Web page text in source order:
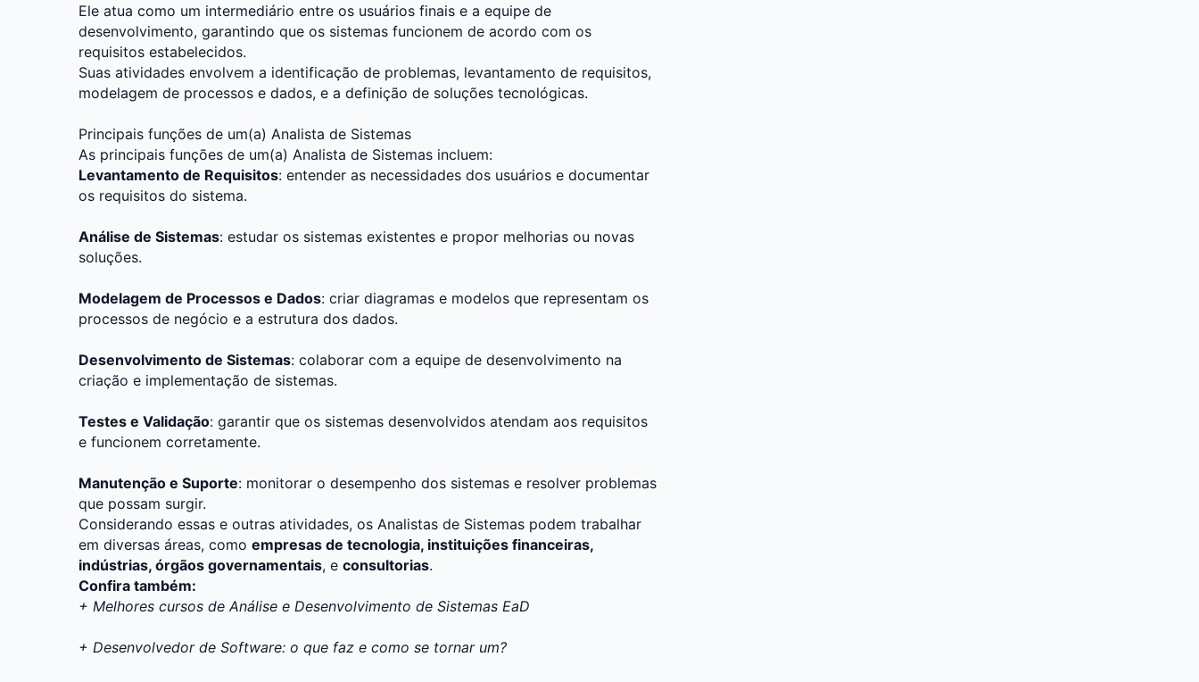
Ele atua como um intermediário entre os usuários finais e a equipe de
desenvolvimento, garantindo que os sistemas funcionem de acordo com os
requisitos estabelecidos.
Suas atividades envolvem a identificação de problemas, levantamento de requisitos,
modelagem de processos e dados, e a definição de soluções tecnológicas.
Principais funções de um(a) Analista de Sistemas
As principais funções de um(a) Analista de Sistemas incluem:
Levantamento de Requisitos: entender as necessidades dos usuários e documentar
os requisitos do sistema.
Análise de Sistemas: estudar os sistemas existentes e propor melhorias ou novas
soluções.
Modelagem de Processos e Dados: criar diagramas e modelos que representam os
processos de negócio e a estrutura dos dados.
Desenvolvimento de Sistemas: colaborar com a equipe de desenvolvimento na
criação e implementação de sistemas.
Testes e Validação: garantir que os sistemas desenvolvidos atendam aos requisitos
e funcionem corretamente.
Manutenção e Suporte: monitorar o desempenho dos sistemas e resolver problemas
que possam surgir.
Considerando essas e outras atividades, os Analistas de Sistemas podem trabalhar
em diversas áreas, como empresas de tecnologia, instituições financeiras,
indústrias, órgãos governamentais, e consultorias.
Confira também:
+ Melhores cursos de Análise e Desenvolvimento de Sistemas EaD
+ Desenvolvedor de Software: o que faz e como se tornar um?